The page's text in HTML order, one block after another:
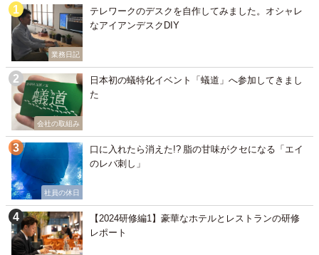
業務日記
テレワークのデスクを自作してみました。オシャレ
なアイアンデスクDIY
会社の取組み
日本初の蟻特化イベント「蟻道」へ参加してきまし
た
社員の休日
口に入れたら消えた!? 脂の甘味がクセになる「エイ
のレバ刺し」
【2024研修編1】豪華なホテルとレストランの研修
レポート